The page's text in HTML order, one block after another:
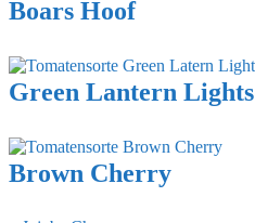
Boars Hoof
Green Lantern Lights
Brown Cherry